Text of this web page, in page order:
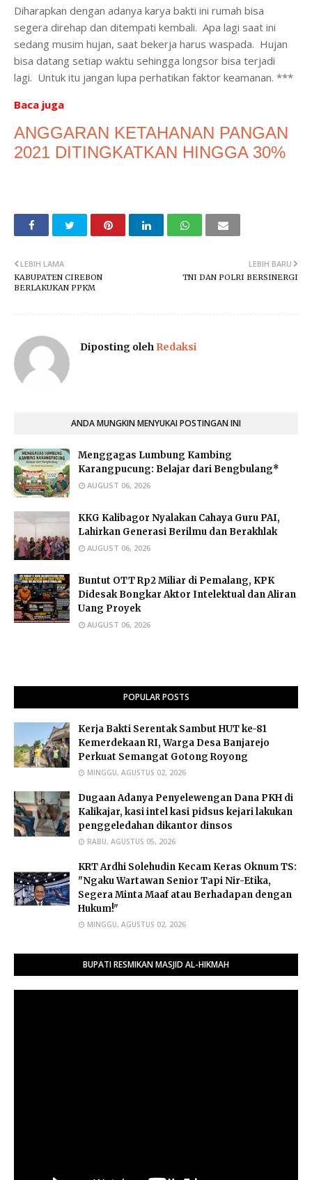
Diharapkan dengan adanya karya bakti ini rumah bisa
segera direhap dan ditempati kembali. Apa lagi saat ini
sedang musim hujan, saat bekerja harus waspada. Hujan
bisa datang setiap waktu sehingga longsor bisa terjadi
lagi. Untuk itu jangan lupa perhatikan faktor keamanan. ***
Baca juga
ANGGARAN KETAHANAN PANGAN
2021 DITINGKATKAN HINGGA 30%
LEBIH BARU
TNI DAN POLRI BERSINERGI
LEBIH LAMA
KABUPATEN CIREBON
BERLAKUKAN PPKM
Diposting oleh Redaksi
ANDA MUNGKIN MENYUKAI POSTINGAN INI
Menggagas Lumbung Kambing
Karangpucung: Belajar dari Bengbulang*
AUGUST 06, 2026
KKG Kalibagor Nyalakan Cahaya Guru PAI,
Lahirkan Generasi Berilmu dan Berakhlak
AUGUST 06, 2026
Buntut OTT Rp2 Miliar di Pemalang, KPK
Didesak Bongkar Aktor Intelektual dan Aliran
Uang Proyek
AUGUST 06, 2026
POPULAR POSTS
Kerja Bakti Serentak Sambut HUT ke-81
Kemerdekaan RI, Warga Desa Banjarejo
Perkuat Semangat Gotong Royong
MINGGU, AGUSTUS 02, 2026
Dugaan Adanya Penyelewengan Dana PKH di
Kalikajar, kasi intel kasi pidsus kejari lakukan
penggeledahan dikantor dinsos
RABU, AGUSTUS 05, 2026
​KRT Ardhi Solehudin Kecam Keras Oknum TS:
"Ngaku Wartawan Senior Tapi Nir-Etika,
Segera Minta Maaf atau Berhadapan dengan
Hukum!"
MINGGU, AGUSTUS 02, 2026
BUPATI RESMIKAN MASJID AL-HIKMAH